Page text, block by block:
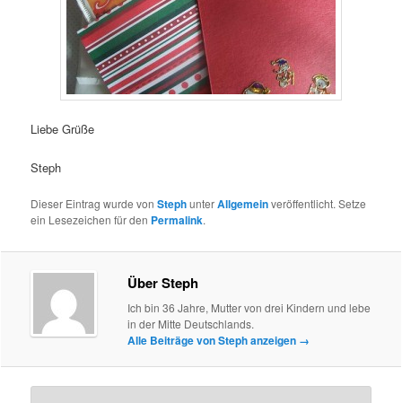
Liebe Grüße
Steph
Dieser Eintrag wurde vonStephunterAllgemeinveröffentlicht. Setze
ein Lesezeichen für den Permalink.
Über Steph
Ich bin 36 Jahre, Mutter von drei Kindern und lebe
in der Mitte Deutschlands.
Alle Beiträge von Steph anzeigen →